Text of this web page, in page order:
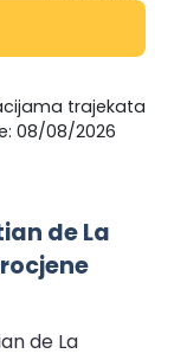
trajekata
08/08/2026
de La
de La